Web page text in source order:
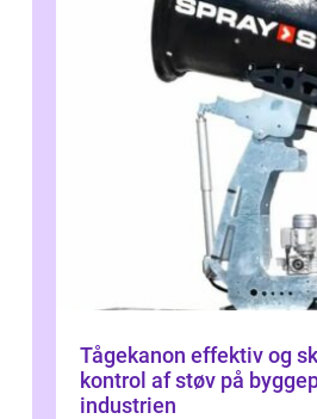
Tågekanon effektiv og skånsom
kontrol af støv på
industrien